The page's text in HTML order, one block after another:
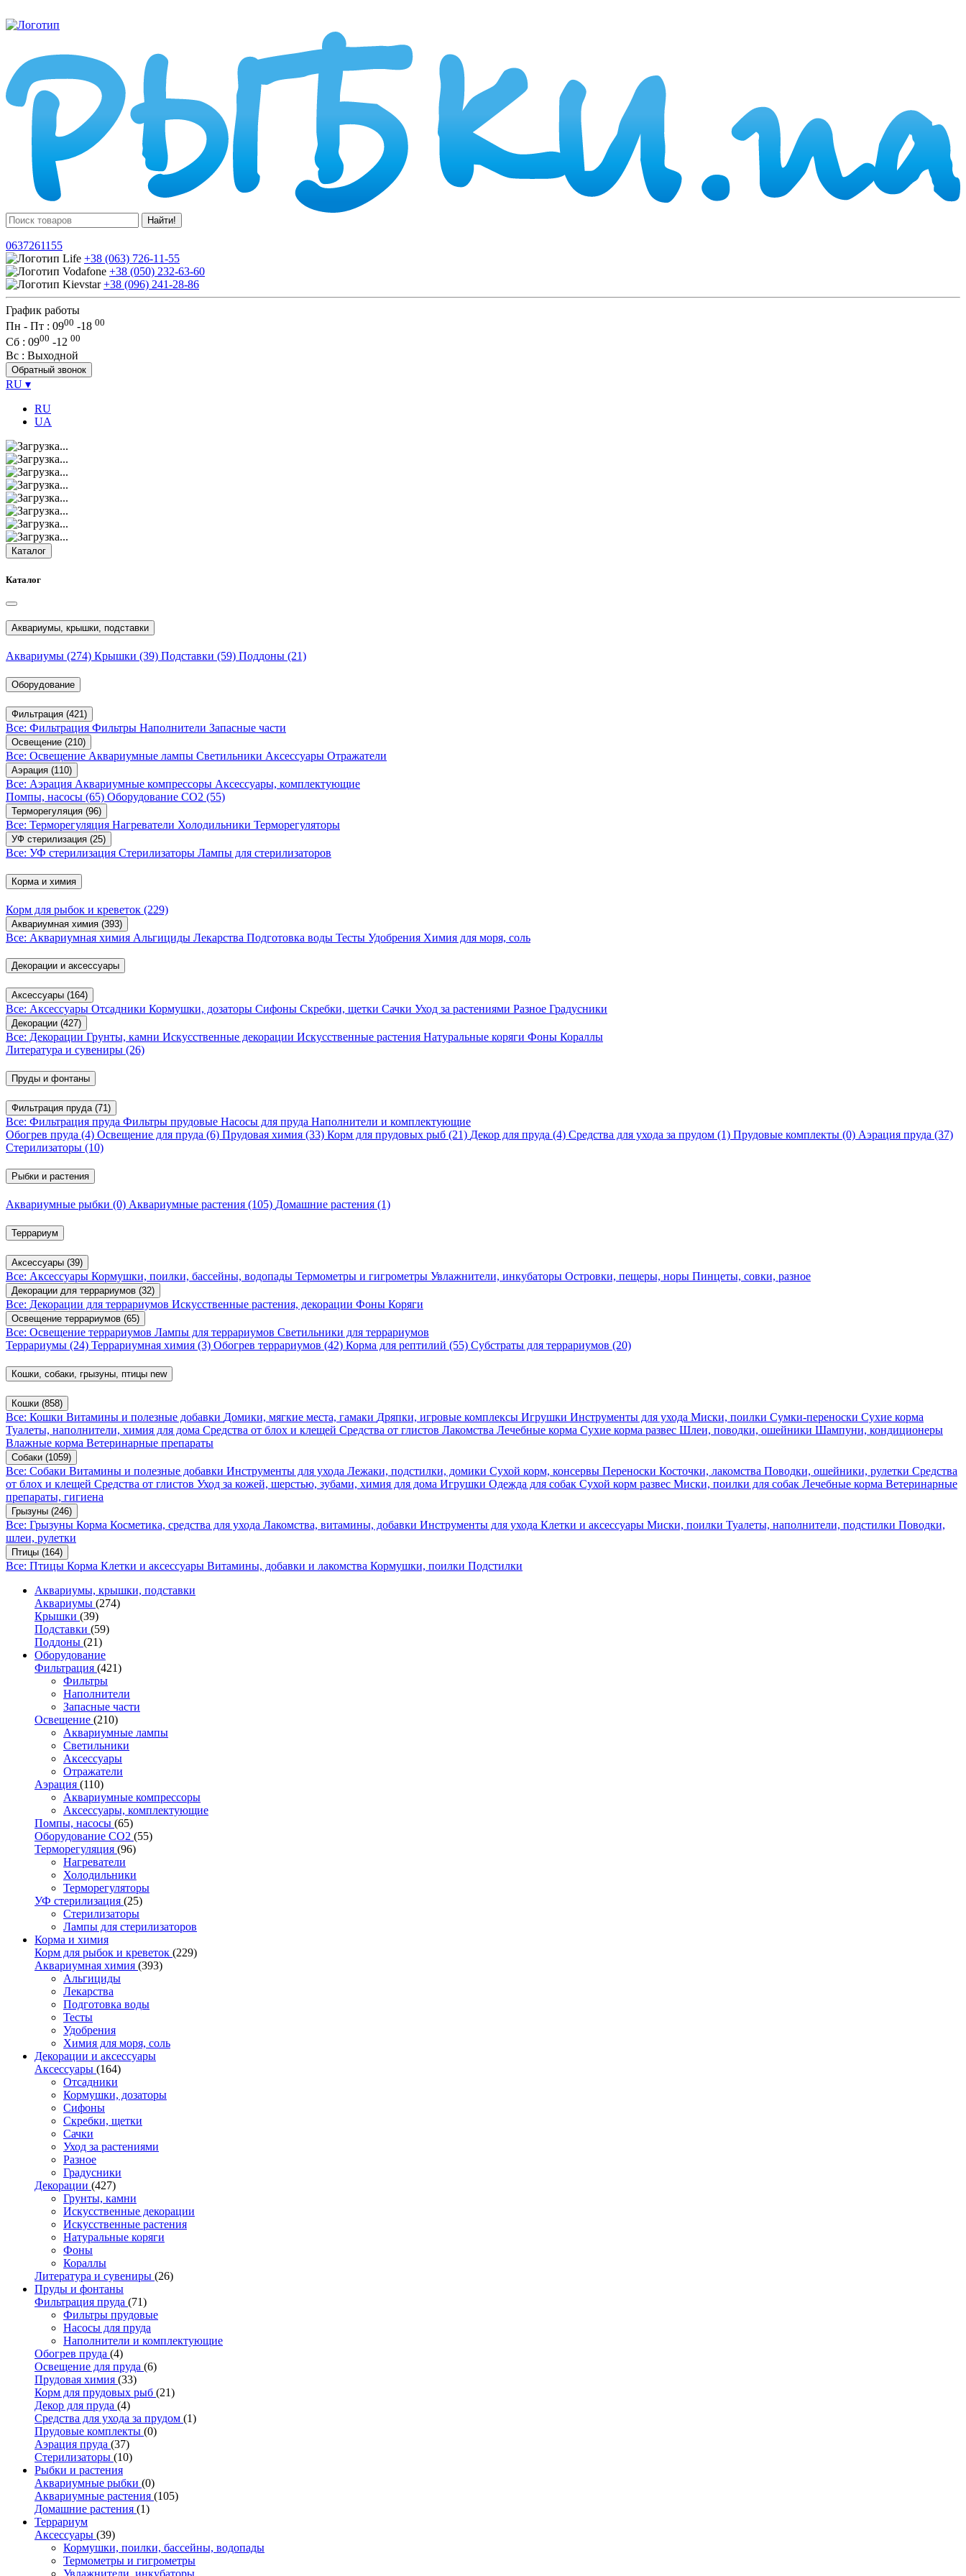
Найти!
0637261155
+38 (063) 726-11-55
+38 (050) 232-63-60
+38 (096) 241-28-86
График работы
Пн - Пт : 0900 -18 00
Сб : 0900 -12 00
Вс : Выходной
Обратный звонок
RU ▾
RU
UA
Каталог
Каталог
Аквариумы, крышки, подставки
Аквариумы (274) Крышки (39) Подставки (59) Поддоны (21)
Оборудование
Фильтрация (421)
Все: Фильтрация Фильтры Наполнители Запасные части
Освещение (210)
Все: Освещение Аквариумные лампы Светильники Аксессуары Отражатели
Аэрация (110)
Все: Аэрация Аквариумные компрессоры Аксессуары, комплектующие
Помпы, насосы (65) Оборудование CO2 (55)
Терморегуляция (96)
Все: Терморегуляция Нагреватели Холодильники Терморегуляторы
УФ стерилизация (25)
Все: УФ стерилизация Стерилизаторы Лампы для стерилизаторов
Корма и химия
Корм для рыбок и креветок (229)
Аквариумная химия (393)
Все: Аквариумная химия Альгициды Лекарства Подготовка воды Тесты Удобрения Химия для моря, соль
Декорации и аксессуары
Аксессуары (164)
Все: Аксессуары Отсадники Кормушки, дозаторы Сифоны Скребки, щетки Сачки Уход за растениями Разное Градусники
Декорации (427)
Все: Декорации Грунты, камни Искусственные декорации Искусственные растения Натуральные коряги Фоны Кораллы
Литература и сувениры (26)
Пруды и фонтаны
Фильтрация пруда (71)
Все: Фильтрация пруда Фильтры прудовые Насосы для пруда Наполнители и комплектующие
Обогрев пруда (4) Освещение для пруда (6) Прудовая химия (33) Корм для прудовых рыб (21) Декор для пруда (4) Средства для ухода за прудом (1) Прудовые комплекты (0) Аэрация пруда (37)
Стерилизаторы (10)
Рыбки и растения
Аквариумные рыбки (0) Аквариумные растения (105) Домашние растения (1)
Террариум
Аксессуары (39)
Все: Аксессуары Кормушки, поилки, бассейны, водопады Термометры и гигрометры Увлажнители, инкубаторы Островки, пещеры, норы Пинцеты, совки, разное
Декорации для террариумов (32)
Все: Декорации для террариумов Искусственные растения, декорации Фоны Коряги
Освещение террариумов (65)
Все: Освещение террариумов Лампы для террариумов Светильники для террариумов
Террариумы (24) Террариумная химия (3) Обогрев террариумов (42) Корма для рептилий (55) Субстраты для террариумов (20)
Кошки, собаки, грызуны, птицы new
Кошки (858)
Все: Кошки Витамины и полезные добавки Домики, мягкие места, гамаки Дряпки, игровые комплексы Игрушки Инструменты для ухода Миски, поилки Сумки-переноски Сухие корма
Туалеты, наполнители, химия для дома Средства от блох и клещей Средства от глистов Лакомства Лечебные корма Сухие корма развес Шлеи, поводки, ошейники Шампуни, кондиционеры
Влажные корма Ветеринарные препараты
Собаки (1059)
Все: Собаки Витамины и полезные добавки Инструменты для ухода Лежаки, подстилки, домики Сухой корм, консервы Переноски Косточки, лакомства Поводки, ошейники, рулетки Средства
от блох и клещей Средства от глистов Уход за кожей, шерстью, зубами, химия для дома Игрушки Одежда для собак Сухой корм развес Миски, поилки для собак Лечебные корма Ветеринарные
препараты, гигиена
Грызуны (246)
Все: Грызуны Корма Косметика, средства для ухода Лакомства, витамины, добавки Инструменты для ухода Клетки и аксессуары Миски, поилки Туалеты, наполнители, подстилки Поводки,
шлеи, рулетки
Птицы (164)
Все: Птицы Корма Клетки и аксессуары Витамины, добавки и лакомства Кормушки, поилки Подстилки
Аквариумы, крышки, подставки
Аквариумы (274)
Крышки (39)
Подставки (59)
Поддоны (21)
Оборудование
Фильтрация (421)
Фильтры
Наполнители
Запасные части
Освещение (210)
Аквариумные лампы
Светильники
Аксессуары
Отражатели
Аэрация (110)
Аквариумные компрессоры
Аксессуары, комплектующие
Помпы, насосы (65)
Оборудование CO2 (55)
Терморегуляция (96)
Нагреватели
Холодильники
Терморегуляторы
УФ стерилизация (25)
Стерилизаторы
Лампы для стерилизаторов
Корма и химия
Корм для рыбок и креветок (229)
Аквариумная химия (393)
Альгициды
Лекарства
Подготовка воды
Тесты
Удобрения
Химия для моря, соль
Декорации и аксессуары
Аксессуары (164)
Отсадники
Кормушки, дозаторы
Сифоны
Скребки, щетки
Сачки
Уход за растениями
Разное
Градусники
Декорации (427)
Грунты, камни
Искусственные декорации
Искусственные растения
Натуральные коряги
Фоны
Кораллы
Литература и сувениры (26)
Пруды и фонтаны
Фильтрация пруда (71)
Фильтры прудовые
Насосы для пруда
Наполнители и комплектующие
Обогрев пруда (4)
Освещение для пруда (6)
Прудовая химия (33)
Корм для прудовых рыб (21)
Декор для пруда (4)
Средства для ухода за прудом (1)
Прудовые комплекты (0)
Аэрация пруда (37)
Стерилизаторы (10)
Рыбки и растения
Аквариумные рыбки (0)
Аквариумные растения (105)
Домашние растения (1)
Террариум
Аксессуары (39)
Кормушки, поилки, бассейны, водопады
Термометры и гигрометры
Увлажнители, инкубаторы